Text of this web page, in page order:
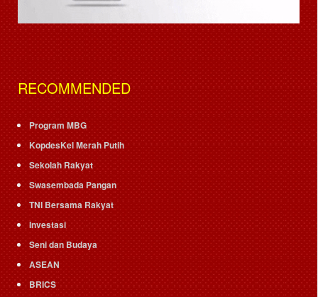
RECOMMENDED
Program MBG
KopdesKel Merah Putih
Sekolah Rakyat
Swasembada Pangan
TNI Bersama Rakyat
Investasi
Seni dan Budaya
ASEAN
BRICS